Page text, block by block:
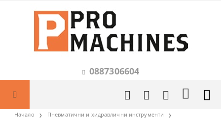
0887306604
Начало
Пневматични и хидравлични инструменти